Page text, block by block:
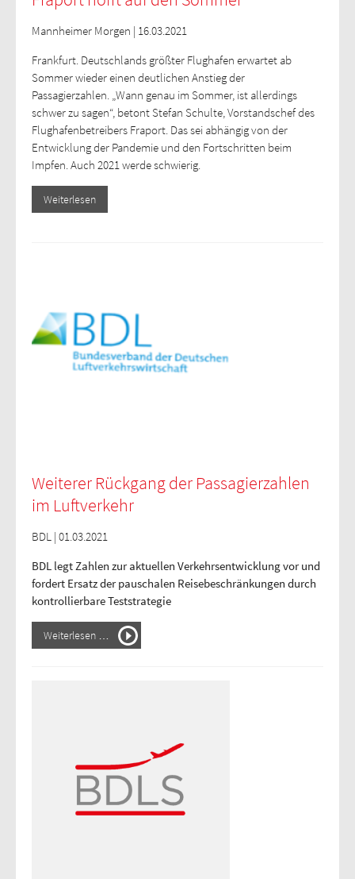
Mannheimer Morgen | 16.03.2021
Frankfurt. Deutschlands größter Flughafen erwartet ab
Sommer wieder einen deutlichen Anstieg der
Passagierzahlen. „Wann genau im Sommer, ist allerdings
schwer zu sagen“, betont Stefan Schulte, Vorstandschef des
Flughafenbetreibers Fraport. Das sei abhängig von der
Entwicklung der Pandemie und den Fortschritten beim
Impfen. Auch 2021 werde schwierig.
Weiterlesen
Weiterer Rückgang der Passagierzahlen
im Luftverkehr
BDL | 01.03.2021
BDL legt Zahlen zur aktuellen Verkehrsentwicklung vor und
fordert Ersatz der pauschalen Reisebeschränkungen durch
kontrollierbare Teststrategie
Weiterlesen …